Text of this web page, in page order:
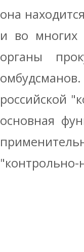
она
и во многих
органы
российской
основная
"контрольно-